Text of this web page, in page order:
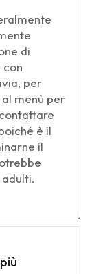
di
con
per
menù per
è il
il